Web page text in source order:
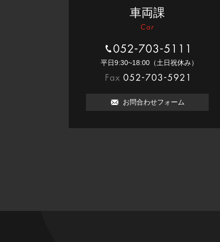
車両課
052-703-5111
平⽇9:30~18:00（⼟⽇祝休み）
お問合わせフォーム